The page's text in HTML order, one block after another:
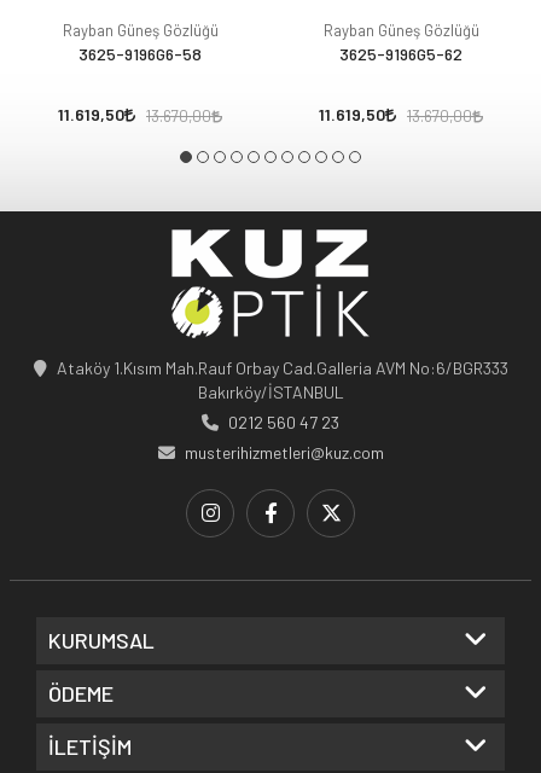
Rayban Güneş Gözlüğü
3625-9196G6-58
11.619,50 13.670,00
Rayban Güneş Gözlüğü
3625-9196G5-62
11.619,50 13.670,00
Ataköy 1.Kısım Mah.Rauf Orbay Cad.Galleria AVM No:6/BGR333
Bakırköy/İSTANBUL
0212 560 47 23
musterihizmetleri@kuz.com
KURUMSAL
ÖDEME
İLETİŞİM